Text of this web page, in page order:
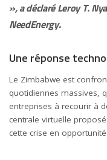
», a déclaré Leroy T.
NeedEnergy.
Une réponse
Le Zimbabwe est
quotidiennes massives,
entreprises à recourir à
centrale virtuelle
cette crise en opportunité.